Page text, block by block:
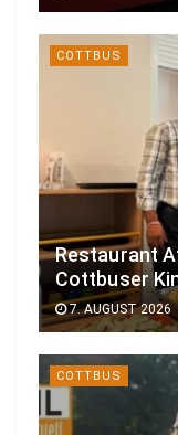
COTTBUS
Restaurant
Cottbuser
7. AUGUST 2026
COTTBUS